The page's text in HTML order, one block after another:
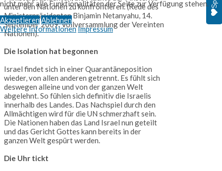
unter den Nationen zu konfrontieren. (Rede des
Ministerpräsidenten Binjamin Netanyahu, 14.
September 2009, Vollversammlung der Vereinten
Nationen).
Die Isolation hat begonnen
Israel findet sich in einer Quarantäneposition
wieder, von allen anderen getrennt. Es fühlt sich
deswegen alleine und von der ganzen Welt
abgelehnt. So fühlen sich definitiv die Israelis
innerhalb des Landes. Das Nachspiel durch den
Allmächtigen wird für die UN schmerzhaft sein.
Die Nationen haben das Land Israel nun geteilt
und das Gericht Gottes kann bereits in der
ganzen Welt gespürt werden.
Die Uhr tickt
nicht mehr alle Funktionalitäten der Seite zur Verfügung stehen.
Akzeptieren Ablehnen
Weitere Informationen Impressum